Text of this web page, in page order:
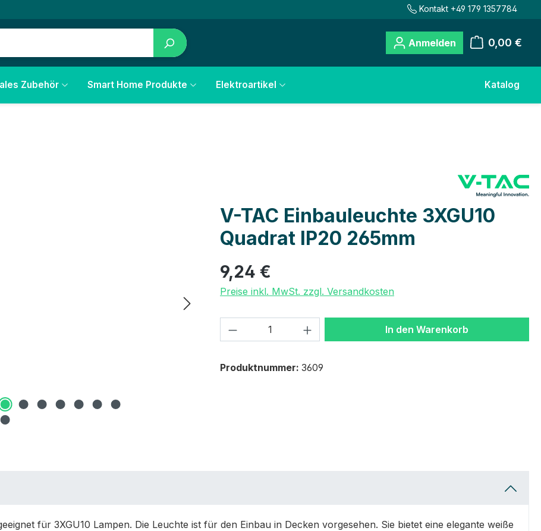
Kontakt +49 179 1357784
Anmelden 0,00 €
Zubehör Smart Home Produkte Elektroartikel Katalog
V-TAC Einbauleuchte 3XGU10
Quadrat IP20 265mm
9,24 €
Preise inkl. MwSt. zzgl. Versandkosten
Produkt Anzahl: Gib den gewünschten Wert
In den Warenkorb
Produktnummer: 3609
für 3XGU10 Lampen. Die Leuchte ist für den Einbau in Decken vorgesehen. Sie bietet eine elegante weiße